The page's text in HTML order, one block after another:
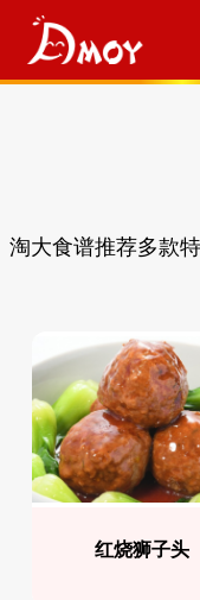
淘大食谱推荐多款
红烧狮子头